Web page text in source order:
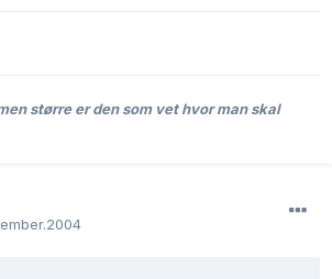
større er den som vet hvor man skal